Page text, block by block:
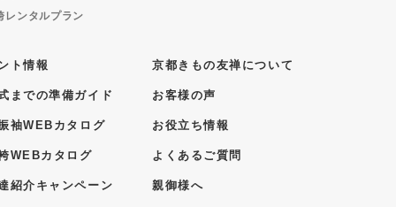
レンタルプラン
ト情報
までの準備ガイド
袖WEBカタログ
WEBカタログ
紹介キャンペーン
京都きもの友禅について
お客様の声
お役立ち情報
よくあるご質問
親御様へ